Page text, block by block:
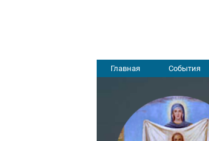
Главная События